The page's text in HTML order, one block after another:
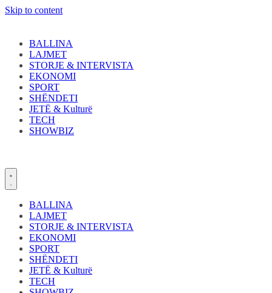
Skip to content
BALLINA
LAJMET
STORJE & INTERVISTA
EKONOMI
SPORT
SHËNDETI
JETË & Kulturë
TECH
SHOWBIZ
BALLINA
LAJMET
STORJE & INTERVISTA
EKONOMI
SPORT
SHËNDETI
JETË & Kulturë
TECH